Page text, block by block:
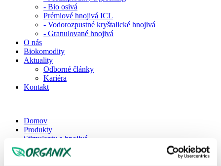
- Bio osivá
Prémiové hnojivá ICL
- Vodorozpustné kryštalické hnojivá
- Granulované hnojivá
O nás
Biokomodity
Aktuality
Odborné články
Kariéra
Kontakt
Domov
Produkty
Stimulanty a hnojivá
Podpora zdravotného stavu
Tecnokel S